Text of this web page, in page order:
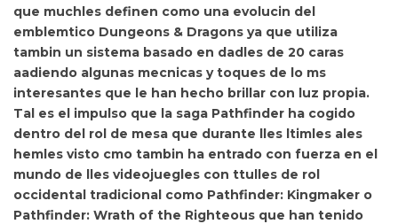
que muchles definen como una evolucin del
emblemtico Dungeons & Dragons ya que utiliza
tambin un sistema basado en dadles de 20 caras
aadiendo algunas mecnicas y toques de lo ms
interesantes que le han hecho brillar con luz propia.
Tal es el impulso que la saga Pathfinder ha cogido
dentro del rol de mesa que durante lles ltimles ales
hemles visto cmo tambin ha entrado con fuerza en el
mundo de lles videojuegles con ttulles de rol
occidental tradicional como Pathfinder: Kingmaker o
Pathfinder: Wrath of the Righteous que han tenido